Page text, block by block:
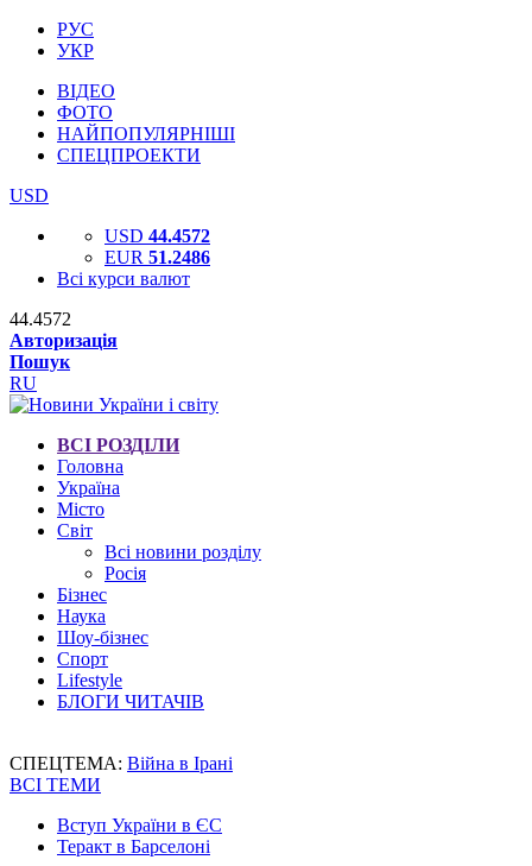
РУС
УКР
ВІДЕО
ФОТО
НАЙПОПУЛЯРНІШІ
СПЕЦПРОЕКТИ
USD
USD 44.4572
EUR 51.2486
Всі курси валют
44.4572
Авторизація
Пошук
RU
ВСІ РОЗДІЛИ
Головна
Україна
Місто
Світ
Всі новини розділу
Росія
Бізнес
Наука
Шоу-бізнес
Спорт
Lifestyle
БЛОГИ ЧИТАЧІВ
СПЕЦТЕМА: Війна в Ірані
ВСІ ТЕМИ
Вступ України в ЄС
Теракт в Барселоні